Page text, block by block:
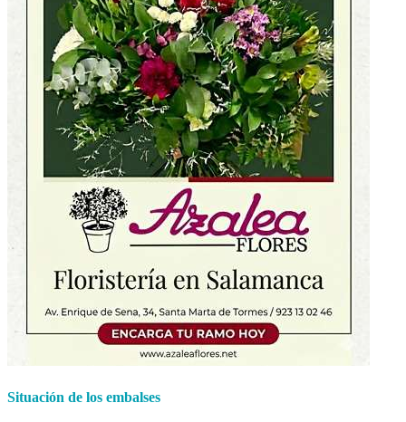
Situación de los embalses